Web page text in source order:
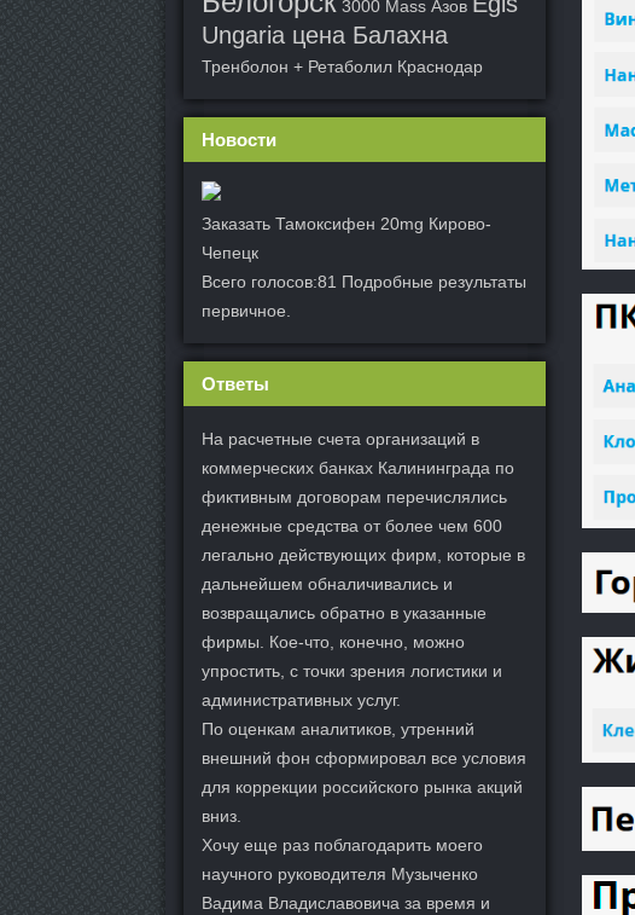
3000 Mass Азов
Ungaria цена Балахна
Тренболон + Ретаболил Краснодар
Новости
Заказать Тамоксифен 20mg Кирово-
Чепецк
Всего голосов:81 Подробные результаты
первичное.
Ответы
На расчетные счета организаций в
коммерческих банках Калининграда по
фиктивным договорам перечислялись
денежные средства от более чем 600
легально действующих фирм, которые в
дальнейшем обналичивались и
возвращались обратно в указанные
фирмы. Кое-что, конечно, можно
упростить, с точки зрения логистики и
административных услуг.
По оценкам аналитиков, утренний
внешний фон сформировал все условия
для коррекции российского рынка акций
вниз.
Хочу еще раз поблагодарить моего
научного руководителя Музыченко
Вадима Владиславовича за время и